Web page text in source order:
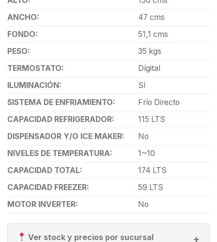
ANCHO:
47 cms
FONDO:
51,1 cms
PESO:
35 kgs
TERMOSTATO:
Dígital
ILUMINACIÓN:
Sí
SISTEMA DE ENFRIAMIENTO:
Frío Directo
CAPACIDAD REFRIGERADOR:
115 LTS
DISPENSADOR Y/O ICE MAKER:
No
NIVELES DE TEMPERATURA:
1~10
CAPACIDAD TOTAL:
174 LTS
CAPACIDAD FREEZER:
59 LTS
MOTOR INVERTER:
No
Ver stock y precios por sucursal